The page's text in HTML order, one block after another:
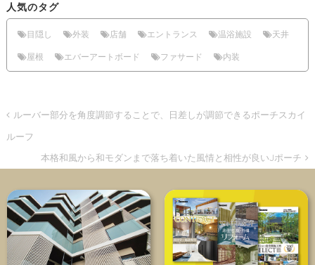
人気のタグ
目隠し 外装 店舗 エントランス 温浴施設 天井
屋根 エバーアートボード ファサード 内装
ルーバー部分を角度調節することで、日差しが調節できるポーチスカイ
ルーフ
本格和風から和モダンまで落ち着いた風情と相性が良いJポーチ